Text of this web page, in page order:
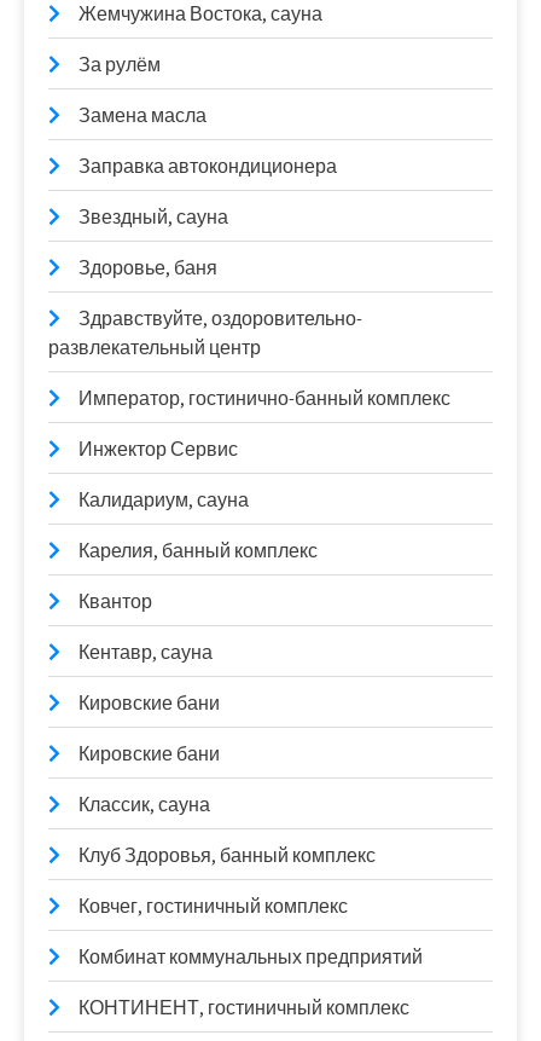
Жемчужина Востока, сауна
За рулём
Замена масла
Заправка автокондиционера
Звездный, сауна
Здоровье, баня
Здравствуйте, оздоровительно-
развлекательный центр
Император, гостинично-банный комплекс
Инжектор Сервис
Калидариум, сауна
Карелия, банный комплекс
Квантор
Кентавр, сауна
Кировские бани
Кировские бани
Классик, сауна
Клуб Здоровья, банный комплекс
Ковчег, гостиничный комплекс
Комбинат коммунальных предприятий
КОНТИНЕНТ, гостиничный комплекс